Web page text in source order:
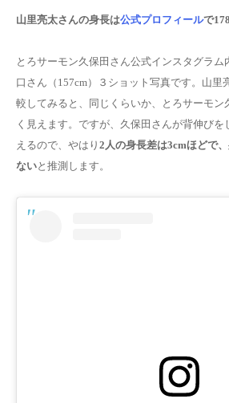
山里亮太さんの身長は公式プロフィールで
とろサーモン久保田さん公式インスタグラ
口さん（157cm）３ショット写真です。山里
較してみると、同じくらいか、とろサーモン
く見えます。ですが、久保田さんが背伸び
えるので、やはり 2人の身長差は3cmほどで
ないと推測します。